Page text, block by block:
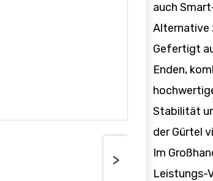
>
auch
Alternative
Gefertigt
Enden,
Stabilität
der Gürtel
Im
Leistungs-